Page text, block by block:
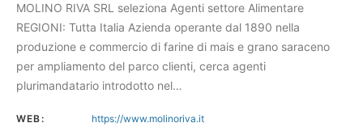
MOLINO RIVA SRL seleziona Agenti settore Alimentare
REGIONI: Tutta Italia Azienda operante dal 1890 nella
produzione e commercio di farine di mais e grano saraceno
per ampliamento del parco clienti, cerca agenti
plurimandatario introdotto nel…
WEB: https://www.molinoriva.it